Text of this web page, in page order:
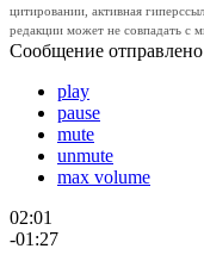
цитировании, активная
редакции может не совпадать с
Сообщение отправлено
play
pause
mute
unmute
max volume
02:01
-01:27